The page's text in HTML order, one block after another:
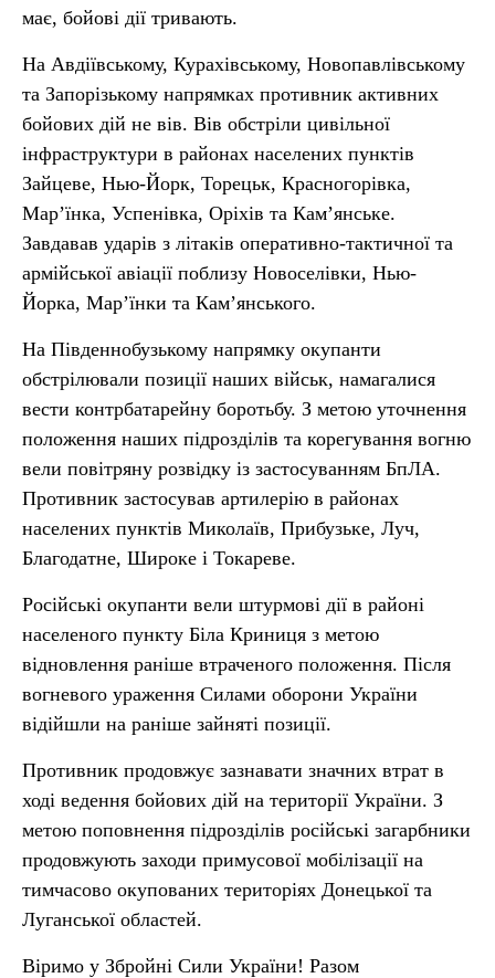
має, бойові дії тривають.
На Авдіївському, Курахівському, Новопавлівському
та Запорізькому напрямках противник активних
бойових дій не вів. Вів обстріли цивільної
інфраструктури в районах населених пунктів
Зайцеве, Нью-Йорк, Торецьк, Красногорівка,
Мар’їнка, Успенівка, Оріхів та Кам’янське.
Завдавав ударів з літаків оперативно-тактичної та
армійської авіації поблизу Новоселівки, Нью-
Йорка, Мар’їнки та Кам’янського.
На Південнобузькому напрямку окупанти
обстрілювали позиції наших військ, намагалися
вести контрбатарейну боротьбу. З метою уточнення
положення наших підрозділів та корегування вогню
вели повітряну розвідку із застосуванням БпЛА.
Противник застосував артилерію в районах
населених пунктів Миколаїв, Прибузьке, Луч,
Благодатне, Широке і Токареве.
Російські окупанти вели штурмові дії в районі
населеного пункту Біла Криниця з метою
відновлення раніше втраченого положення. Після
вогневого ураження Силами оборони України
відійшли на раніше зайняті позиції.
Противник продовжує зазнавати значних втрат в
ході ведення бойових дій на території України. З
метою поповнення підрозділів російські загарбники
продовжують заходи примусової мобілізації на
тимчасово окупованих територіях Донецької та
Луганської областей.
Віримо у Збройні Сили України! Разом